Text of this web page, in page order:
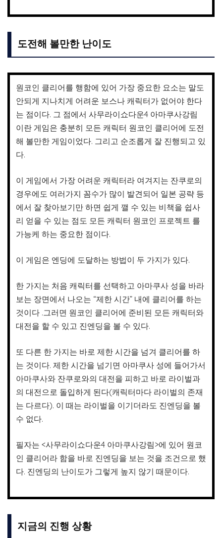
도전해 볼만한 난이도
원코인 클리어를 행함에 있어 가장 중요한 요소는 말도
안되게 지나치게 어려운 보스나 캐릭터가 없어야 한다
는 점이다. 그 점에서 사무라이쇼다운4 아마쿠사강림
이란 게임은 충분히 모든 캐릭터 원코인 클리어에 도전
해 볼만한 게임이었다. 그리고 순조롭게 잘 진행되고 있
다.
이 게임에서 가장 어려운 캐릭터라 여겨지는 잔쿠로의
경우에도 여러가지 꼼수가 많이 발견되어 일본 공략 등
에서 잘 찾아보기만 하면 쉽게 깰 수 있는 비책을 쉽사
리 얻을 수 있는 점도 모든 캐릭터 원코인 프로젝트 를
가능케 하는 중요한 점이다.
이 게임은 엔딩에 도달하는 방법이 두 가지가 있다.
한 가지는 처음 캐릭터를 선택하고 아마쿠사 성을 바라
보는 장면에서 나오는 “제한 시간” 내에 클리어를 하는
것이다 .그러면 원코인 클리어에 준비된 모든 캐릭터와
대전을 할 수 있고 진엔딩을 볼 수 있다.
또 다른 한 가지는 바로 제한 시간을 넘겨 클리어를 하
는 것이다. 제한 시간을 넘기면 아마쿠사 성에 들어가서
아마쿠사와 잔쿠로와의 대전을 피하고 바로 라이벌과
의 대전으로 돌입하게 된다(캐릭터마다 라이벌의 존재
는 다르다). 이 때는 라이벌을 이기더라도 진엔딩을 볼
수 없다.
필자는 <사무라이쇼다운4 아마쿠사강림>에 있어 원코
인 클리어라 함을 바로 진엔딩을 보는 것을 조건으로 했
다. 진엔딩의 난이도가 그렇게 높지 않기 때문이다.
지금의 진행 상황